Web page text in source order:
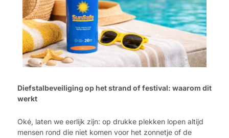
Diefstalbeveiliging op het strand of festival: waarom dit
werkt
Oké, laten we eerlijk zijn: op drukke plekken lopen altijd
mensen rond die niet komen voor het zonnetje of de